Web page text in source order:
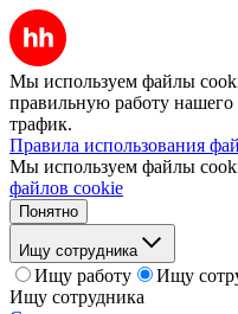
Мы используем файлы
правильную работу нашего
трафик.
Правила использования
Мы используем файлы
файлов cookie
Понятно
Ищу сотрудника
Ищу работу
Ищу
Ищу сотрудника